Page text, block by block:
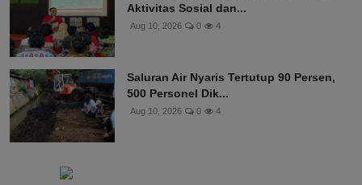
Aktivitas Sosial dan...
Aug 10, 2026 0 4
Saluran Air Nyaris Tertutup 90 Persen,
500 Personel Dik...
Aug 10, 2026 0 4